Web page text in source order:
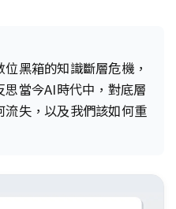
黑箱的知識斷層危機，
當今AI時代中，對底層
失，以及我們該如何重